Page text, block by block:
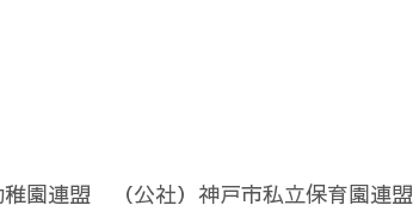
園連盟 （公社）神戸市私立保育園連盟